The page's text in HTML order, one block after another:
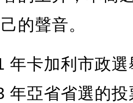
的聲音。
年卡加利市政
年亞省省選的